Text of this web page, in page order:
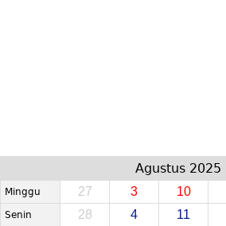
Agustus 2025
Minggu 27 3 10
Senin 28 4 11